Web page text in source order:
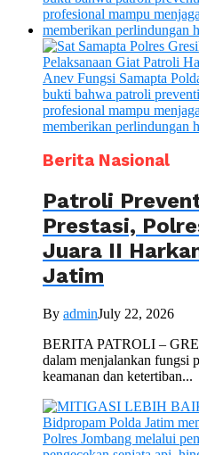
Berita Nasional
Patroli
Prestasi,
Juara II
Jatim
By adminJuly 22, 2026
BERITA PATROLI –
dalam menjalankan fungsi
keamanan dan ketertiban...